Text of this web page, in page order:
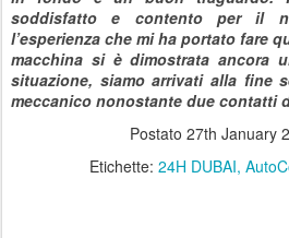
soddisfatto e contento per il
l’esperienza che mi ha portato fare
macchina si è dimostrata ancora
situazione, siamo arrivati alla fine
meccanico nonostante due contatti
Postato 27th January
Etichette: 24H DUBAI